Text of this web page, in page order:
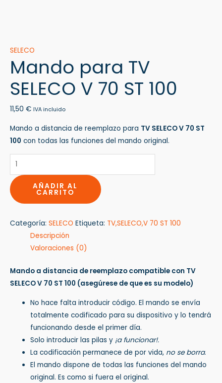
SELECO
Mando para TV
SELECO V 70 ST 100
11,50 € IVA incluido
Mando a distancia de reemplazo para TV SELECO V 70 ST
100 con todas las funciones del mando original.
AÑADIR AL
CARRITO
Categoría: SELECO Etiqueta: TV,SELECO,V 70 ST 100
Descripción
Valoraciones (0)
Mando a distancia de reemplazo compatible con TV
SELECO V 70 ST 100 (asegúrese de que es su modelo)
No hace falta introducir código. El mando se envía
totalmente codificado para su dispositivo y lo tendrá
funcionando desde el primer día.
Solo introducir las pilas y ¡a funcionar!.
La codificación permanece de por vida, no se borra.
El mando dispone de todas las funciones del mando
original. Es como si fuera el original.